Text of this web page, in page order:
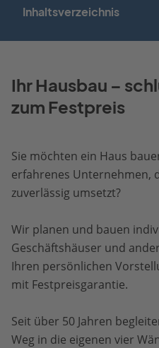
Inhaltsverzeichnis
Ihr Hausbau –
zum Festpreis
Sie möchten ein Haus
erfahrenes Unternehmen,
zuverlässig umsetzt?
Wir planen und bauen
Geschäftshäuser und
Ihren persönlichen
mit Festpreisgarantie.
Seit über 50 Jahren
Weg in die eigenen vier